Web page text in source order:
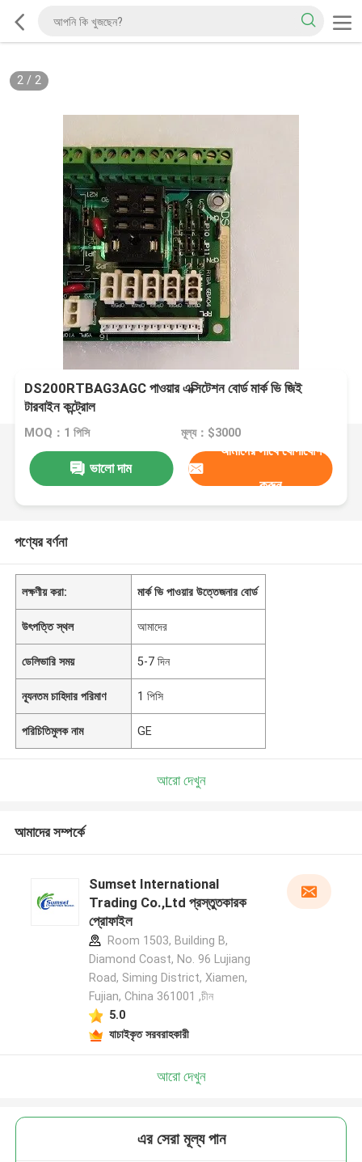
2/ 2
DS200RTBAG3AGC পাওয়ার এক্সিটেশন বোর্ড মার্ক ভি জিই
টারবাইন কন্ট্রোল
MOQ：1 পিসি মূল্য：$3000
ভালো দাম
আমাদের সাথে যোগাযোগ
করুন
পণ্যের বর্ণনা
লক্ষণীয় করা: মার্ক ভি পাওয়ার উত্তেজনার বোর্ড
উৎপত্তি স্থল আমাদের
ডেলিভারি সময় 5-7 দিন
ন্যূনতম চাহিদার পরিমাণ 1 পিসি
পরিচিতিমুলক নাম GE
আরো দেখুন
আমাদের সম্পর্কে
Sumset International
Trading Co.,Ltd প্রস্তুতকারক
প্রোফাইল
Room 1503, Building B,
Diamond Coast, No. 96 Lujiang
Road, Siming District, Xiamen,
Fujian, China 361001 ,চীন
5.0
যাচাইকৃত সরবরাহকারী
আরো দেখুন
এর সেরা মূল্য পান